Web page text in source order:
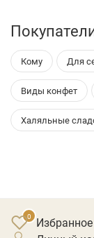
Кому Для
Виды конфет
Халяльные
Избранное